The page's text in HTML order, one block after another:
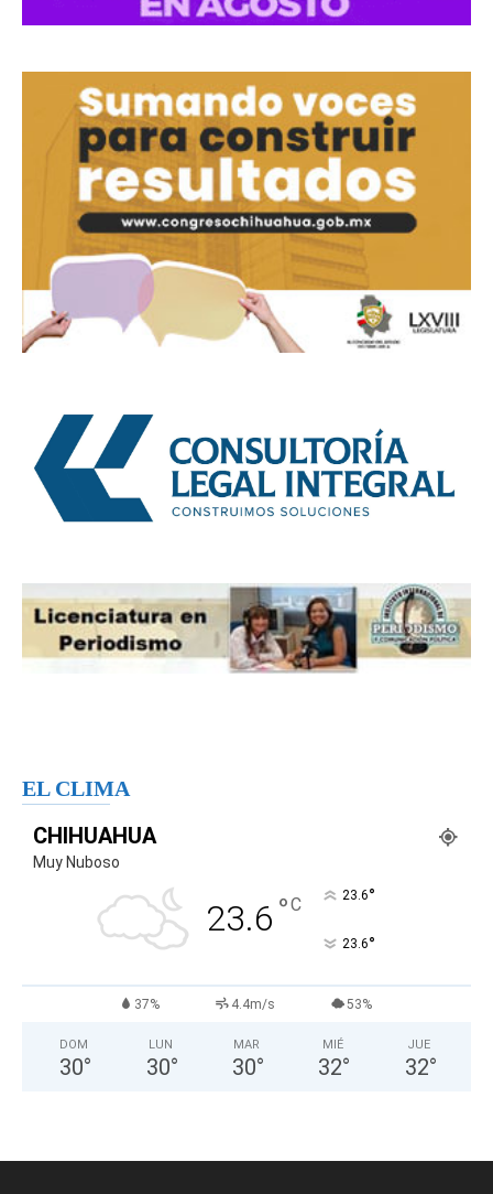
EL CLIMA
CHIHUAHUA
Muy Nuboso
23.6 °C 23.6°
23.6°
37% 4.4m/s 53%
DOM
30°
LUN
30°
MAR
30°
MIÉ
32°
JUE
32°